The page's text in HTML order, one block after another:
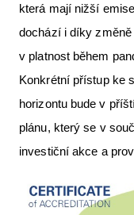
která mají nižší
dochází i díky
v platnost během
Konkrétní přístup ke
horizontu bude v
plánu, který se v
investiční akce a